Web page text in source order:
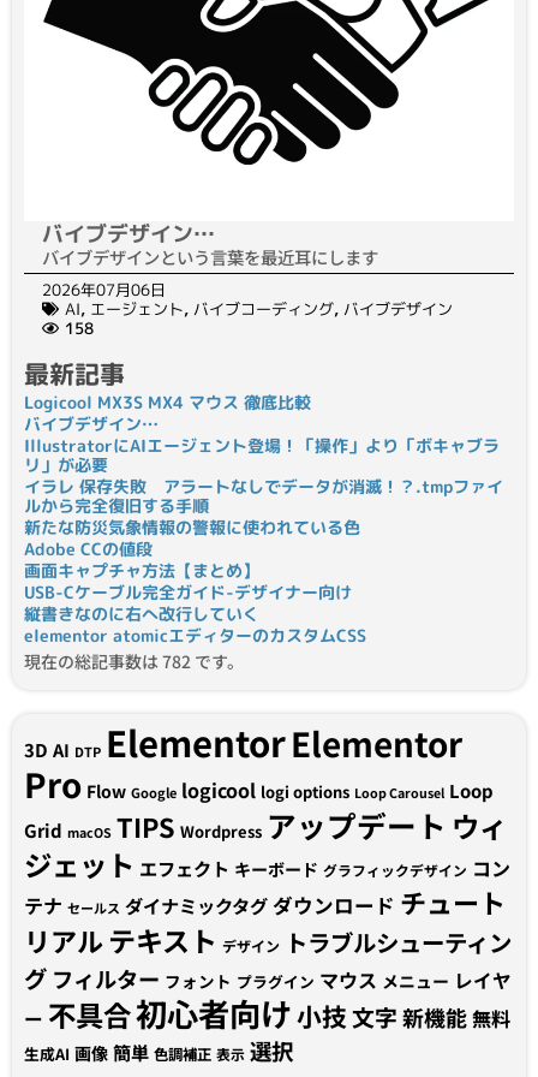
バイブデザイン…
バイブデザインという言葉を最近耳にします
2026年07月06日
AI, エージェント, バイブコーディング, バイブデザイン
158
最新記事
Logicool MX3S MX4 マウス 徹底比較
バイブデザイン…
IllustratorにAIエージェント登場！「操作」より「ボキャブラ
リ」が必要
イラレ 保存失敗 アラートなしでデータが消滅！？.tmpファイ
ルから完全復旧する手順
新たな防災気象情報の警報に使われている色
Adobe CCの値段
画面キャプチャ方法【まとめ】
USB-Cケーブル完全ガイド-デザイナー向け
縦書きなのに右へ改行していく
elementor atomicエディターのカスタムCSS
現在の総記事数は 782 です。
3D AI DTP ElementorElementor
Pro Flow Google logicool logi options Loop Carousel Loop
Grid macOS TIPS Wordpress アップデート ウィ
ジェット エフェクト キーボード グラフィックデザイン コン
テナ セールス ダイナミックタグダウンロード チュート
リアルテキスト デザイン トラブルシューティン
グ フィルター フォント プラグイン マウス メニュー レイヤ
ー 不具合初心者向け小技文字新機能無料
生成AI 画像 簡単 色調補正 表示 選択